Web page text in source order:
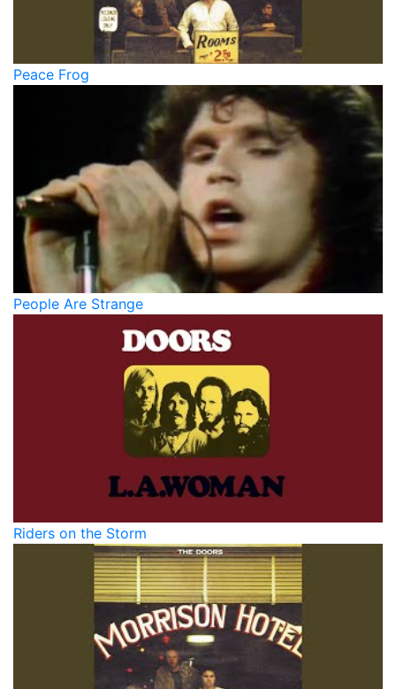
Peace Frog
People Are Strange
Riders on the Storm